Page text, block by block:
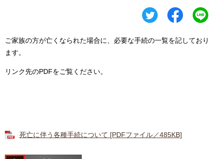
ご家族の方が亡くなられた場合に、必要な手続の一覧を記しており
ます。
リンク先のPDFをご覧ください。
死亡に伴う各種手続について [PDFファイル／485KB]